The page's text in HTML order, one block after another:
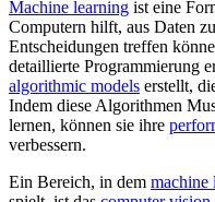
Machine learning ist eine
Computern hilft, aus Daten
Entscheidungen treffen
detaillierte Programmierung
algorithmic models erstellt,
Indem diese Algorithmen
lernen, können sie ihre
verbessern.
Ein Bereich, in dem machine